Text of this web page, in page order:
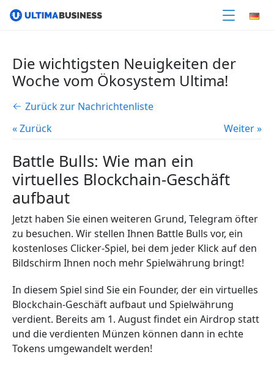
Die wichtigsten Neuigkeiten der
Woche vom Ökosystem Ultima!
Zurück zur Nachrichtenliste
« Zurück
Weiter »
Battle Bulls: Wie man ein
virtuelles Blockchain-Geschäft
aufbaut
Jetzt haben Sie einen weiteren Grund, Telegram öfter
zu besuchen. Wir stellen Ihnen Battle Bulls vor, ein
kostenloses Clicker-Spiel, bei dem jeder Klick auf den
Bildschirm Ihnen noch mehr Spielwährung bringt!
In diesem Spiel sind Sie ein Founder, der ein virtuelles
Blockchain-Geschäft aufbaut und Spielwährung
verdient. Bereits am 1. August findet ein Airdrop statt
und die verdienten Münzen können dann in echte
Tokens umgewandelt werden!